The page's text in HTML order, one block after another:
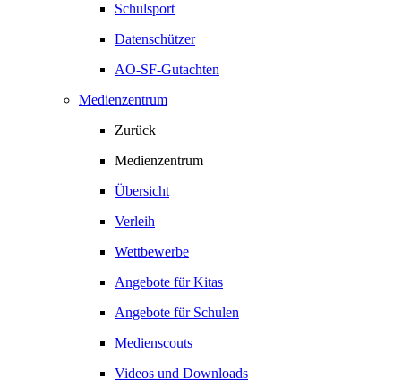
Schulsport
Datenschützer
AO-SF-Gutachten
Medienzentrum
Zurück
Medienzentrum
Übersicht
Verleih
Wettbewerbe
Angebote für Kitas
Angebote für Schulen
Medienscouts
Videos und Downloads